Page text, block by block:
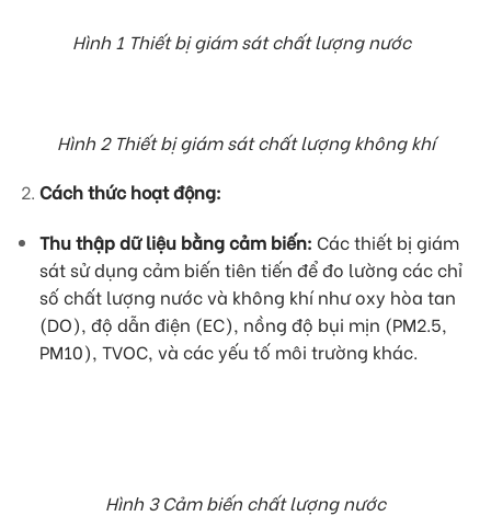
Hình 1 Thiết bị giám sát chất lượng nước
Hình 2 Thiết bị giám sát chất lượng không khí
Cách thức hoạt động:
Thu thập dữ liệu bằng cảm biến: Các thiết bị giám
sát sử dụng cảm biến tiên tiến để đo lường các chỉ
số chất lượng nước và không khí như oxy hòa tan
(DO), độ dẫn điện (EC), nồng độ bụi mịn (PM2.5,
PM10), TVOC, và các yếu tố môi trường khác.
Hình 3 Cảm biến chất lượng nước